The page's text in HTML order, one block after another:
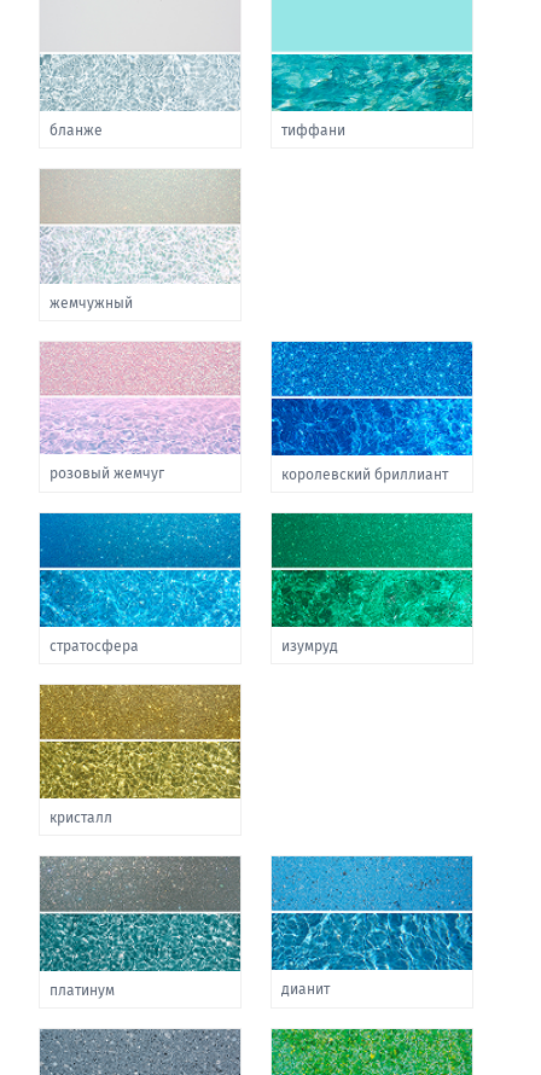
бланже тиффани
жемчужный
розовый жемчуг королевский бриллиант
стратосфера изумруд
кристалл
платинум дианит